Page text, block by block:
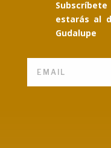
estarás al
Gudalupe